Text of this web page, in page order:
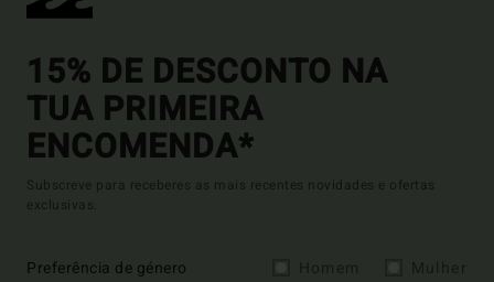
15% DE DESCONTO NA
TUA PRIMEIRA
ENCOMENDA*
Subscreve para receberes as mais recentes novidades e ofertas
exclusivas.
Preferência de género